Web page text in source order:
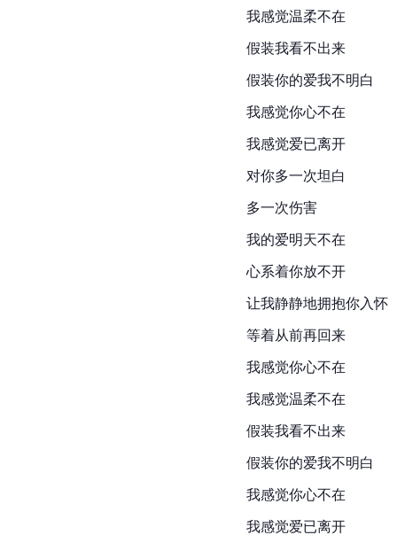
我感觉温柔不在
假装我看不出来
假装你的爱我不明白
我感觉你心不在
我感觉爱已离开
对你多一次坦白
多一次伤害
我的爱明天不在
心系着你放不开
让我静静地拥抱你入怀
等着从前再回来
我感觉你心不在
我感觉温柔不在
假装我看不出来
假装你的爱我不明白
我感觉你心不在
我感觉爱已离开